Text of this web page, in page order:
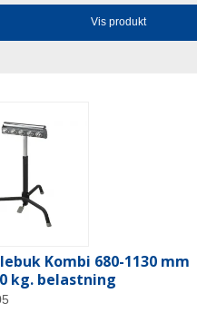
Vis produkt
Kombi 680-1130 mm
kg. belastning